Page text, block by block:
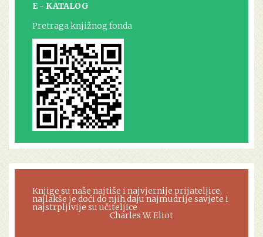
E - KATALOG
Pretraga knjižnog fonda
Knjige su naše najtiše i najvjernije prijateljice,
najlakše je doći do njih,daju najmudrije savjete i
najstrpljivije su učiteljice
Charles W. Eliot